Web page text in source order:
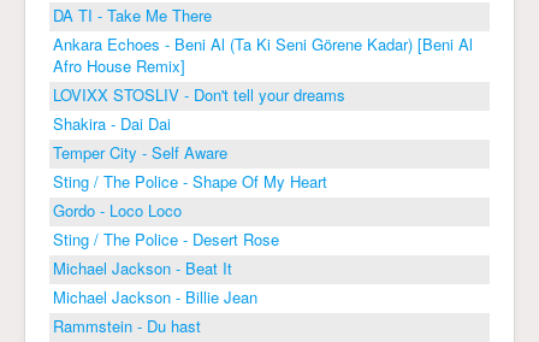
DA TI - Take Me There
Ankara Echoes - Beni Al (Ta Ki Seni Görene Kadar) [Beni Al
Afro House Remix]
LOVIXX STOSLIV - Don't tell your dreams
Shakira - Dai Dai
Temper City - Self Aware
Sting / The Police - Shape Of My Heart
Gordo - Loco Loco
Sting / The Police - Desert Rose
Michael Jackson - Beat It
Michael Jackson - Billie Jean
Rammstein - Du hast